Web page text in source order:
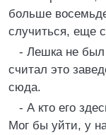
больше
случиться, еще
- Лешка не был
считал это
сюда.
- А кто его
Мог бы уйти, у